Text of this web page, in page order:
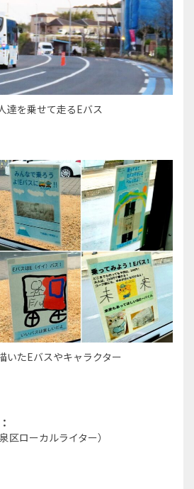
達を乗せて走るEバス
いたEバスやキャラクター
区ローカルライター）